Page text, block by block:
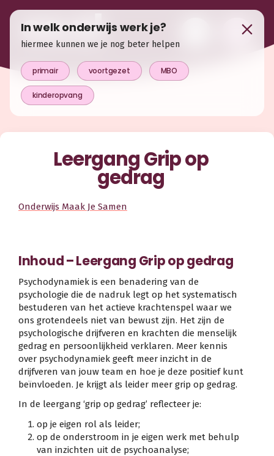
Leergang Grip op
gedrag
Onderwijs Maak Je Samen
Inhoud – Leergang Grip op gedrag
Psychodynamiek is een benadering van de
psychologie die de nadruk legt op het systematisch
bestuderen van het actieve krachtenspel waar we
ons grotendeels niet van bewust zijn. Het zijn de
psychologische drijfveren en krachten die menselijk
gedrag en persoonlijkheid verklaren. Meer kennis
over psychodynamiek geeft meer inzicht in de
drijfveren van jouw team en hoe je deze positief kunt
beïnvloeden. Je krijgt als leider meer grip op gedrag.
In de leergang ‘grip op gedrag’ reflecteer je:
op je eigen rol als leider;
op de onderstroom in je eigen werk met behulp
van inzichten uit de psychoanalyse;
In welk onderwijs werk je?
hiermee kunnen we je nog beter helpen
primair voortgezet MBO
kinderopvang